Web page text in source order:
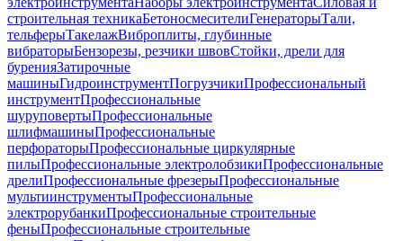
строительная техникаБетоносмесителиГенераторыТали,
тельферыТакелажВиброплиты, глубинные
вибраторыБензорезы, резчики швовСтойки, дрели для
буренияЗатирочные
машиныГидроинструментПогрузчикиПрофессиональный
инструментПрофессиональные
шуруповертыПрофессиональные
шлифмашиныПрофессиональные
перфораторыПрофессиональные циркулярные
пилыПрофессиональные электролобзикиПрофессиональные
дрелиПрофессиональные фрезерыПрофессиональные
мультиинструментыПрофессиональные
электрорубанкиПрофессиональные строительные
феныПрофессиональные строительные